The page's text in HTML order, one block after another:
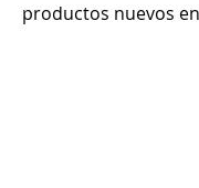
productos nuevos